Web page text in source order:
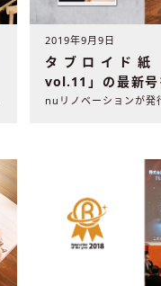
2019年9月9日
タブロイド紙
vol.11」の最新号
た